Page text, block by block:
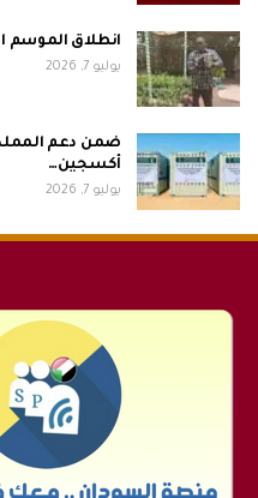
انطلاق الموسم
يوليو 7, 2026
ضمن دعم
أكسجين…
يوليو 7, 2026